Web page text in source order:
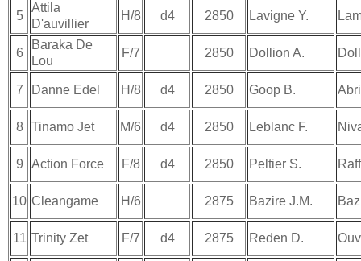
5
Attila
D'auvillier
H/8 d4 2850 Lavigne Y.
6
Baraka De
Lou
F/7 2850 Dollion A.
7 Danne Edel H/8 d4 2850 Goop B.
8 Tinamo Jet M/6 d4 2850 Leblanc F.
9 Action Force F/8 d4 2850 Peltier S.
10 Cleangame H/6 2875 Bazire J.M.
11 Trinity Zet F/7 d4 2875 Reden D.